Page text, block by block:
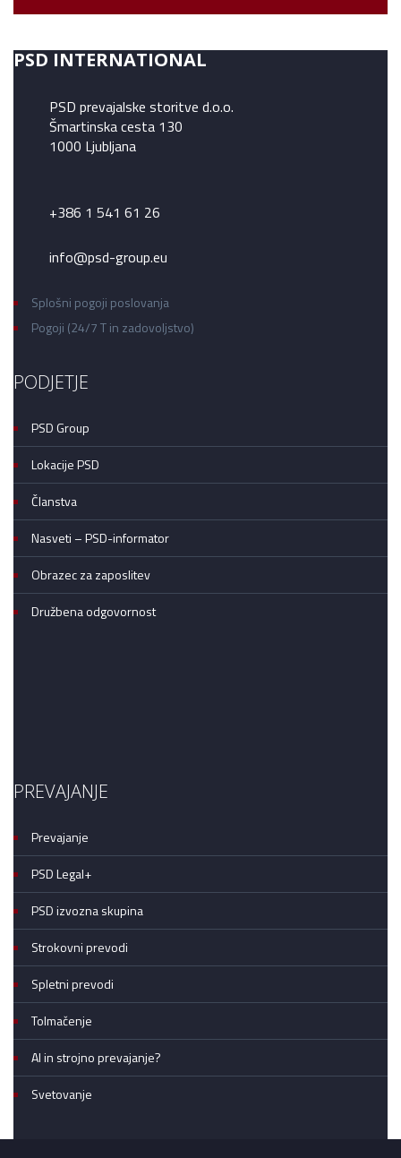
PSD INTERNATIONAL
PSD prevajalske storitve d.o.o.
Šmartinska cesta 130
1000 Ljubljana
+386 1 541 61 26
info@psd-group.eu
Splošni pogoji poslovanja
Pogoji (24/7 T in zadovoljstvo)
PODJETJE
PSD Group
Lokacije PSD
Članstva
Nasveti – PSD-informator
Obrazec za zaposlitev
Družbena odgovornost
PREVAJANJE
Prevajanje
PSD Legal+
PSD izvozna skupina
Strokovni prevodi
Spletni prevodi
Tolmačenje
AI in strojno prevajanje?
Svetovanje